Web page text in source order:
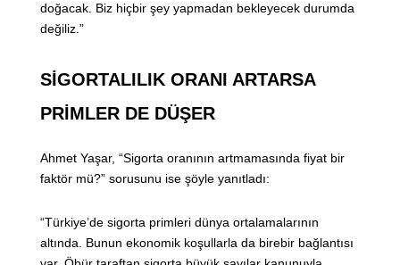
doğacak. Biz hiçbir şey yapmadan bekleyecek durumda
değiliz.”
SİGORTALILIK ORANI ARTARSA
PRİMLER DE DÜŞER
Ahmet Yaşar, “Sigorta oranının artmamasında fiyat bir
faktör mü?” sorusunu ise şöyle yanıtladı:
“Türkiye’de sigorta primleri dünya ortalamalarının
altında. Bunun ekonomik koşullarla da birebir bağlantısı